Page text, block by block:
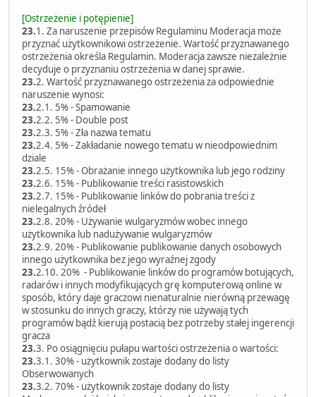
[Ostrzeżenie i potępienie]
23.1. Za naruszenie przepisów Regulaminu Moderacja może
przyznać użytkownikowi ostrzeżenie. Wartość przyznawanego
ostrzeżenia określa Regulamin. Moderacja zawsze niezależnie
decyduje o przyznaniu ostrzeżenia w danej sprawie.
23.2. Wartość przyznawanego ostrzeżenia za odpowiednie
naruszenie wynosi:
23.2.1. 5% - Spamowanie
23.2.2. 5% - Double post
23.2.3. 5% - Zła nazwa tematu
23.2.4. 5% - Zakładanie nowego tematu w nieodpowiednim
dziale
23.2.5. 15% - Obrażanie innego użytkownika lub jego rodziny
23.2.6. 15% - Publikowanie treści rasistowskich
23.2.7. 15% - Publikowanie linków do pobrania treści z
nielegalnych źródeł
23.2.8. 20% - Używanie wulgaryzmów wobec innego
użytkownika lub nadużywanie wulgaryzmów
23.2.9. 20% - Publikowanie publikowanie danych osobowych
innego użytkownika bez jego wyraźnej zgody
23.2.10. 20% - Publikowanie linków do programów botujących,
radarów i innych modyfikujących grę komputerową online w
sposób, który daje graczowi nienaturalnie nierówną przewagę
w stosunku do innych graczy, którzy nie używają tych
programów bądź kierują postacią bez potrzeby stałej ingerencji
gracza
23.3. Po osiągnięciu pułapu wartości ostrzeżenia o wartości:
23.3.1. 30% - użytkownik zostaje dodany do listy
Obserwowanych
23.3.2. 70% - użytkownik zostaje dodany do listy